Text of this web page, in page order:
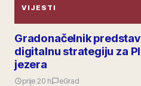
VIJESTI
Gradonačelnik
digitalnu strategiju za
jezera
prije 20 h eGrad